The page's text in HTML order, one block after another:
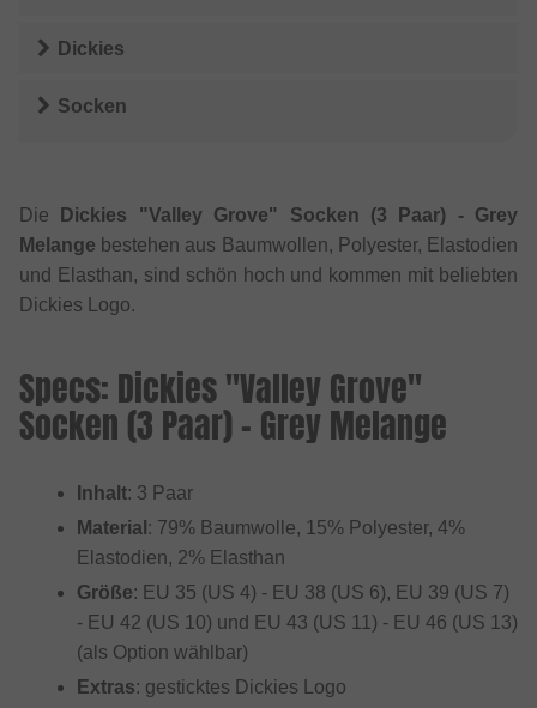
Dickies
Socken
Die
Dickies "Valley Grove" Socken (3 Paar) - Grey
Melange bestehen aus Baumwollen, Polyester, Elastodien
und Elasthan, sind schön hoch und kommen mit beliebten
Dickies Logo.
Specs: Dickies "Valley Grove"
Socken (3 Paar) - Grey Melange
Inhalt: 3 Paar
Material : 79% Baumwolle, 15% Polyester, 4%
Elastodien, 2% Elasthan
Größe: EU 35 (US 4) - EU 38 (US 6), EU 39 (US 7)
- EU 42 (US 10) und EU 43 (US 11) - EU 46 (US 13)
(als Option wählbar)
Extras: gesticktes Dickies Logo